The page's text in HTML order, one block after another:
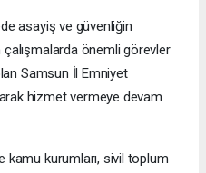
asayiş ve güvenliğin
önemli görevler
Samsun İl Emniyet
hizmet vermeye devam
kurumları, sivil toplum